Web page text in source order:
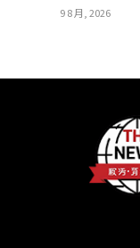
9 8 月, 2026